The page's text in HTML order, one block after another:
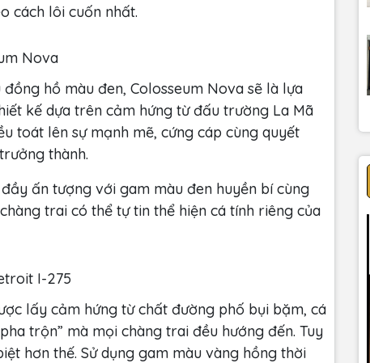
cách lôi cuốn nhất.
Nova
hồ màu đen, Colosseum Nova sẽ là lựa
kế dựa trên cảm hứng từ đấu trường La Mã
toát lên sự mạnh mẽ, cứng cáp cùng quyết
thành.
ấn tượng với gam màu đen huyền bí cùng
trai có thể tự tin thể hiện cá tính riêng của
I-275
lấy cảm hứng từ chất đường phố bụi bặm, cá
trộn” mà mọi chàng trai đều hướng đến. Tuy
hơn thế. Sử dụng gam màu vàng hồng thời